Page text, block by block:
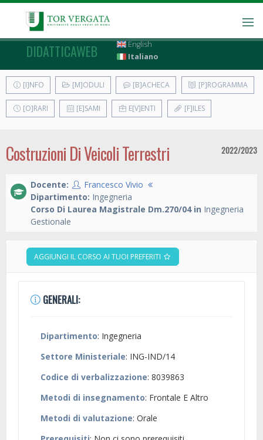
DIDATTICAWEB
English
Italiano
[I]NFO [M]ODULI [B]ACHECA [P]ROGRAMMA
[O]RARI [E]SAMI E[V]ENTI [F]ILES
Costruzioni Di Veicoli Terrestri 2022/2023
Docente:
Francesco Vivio
Dipartimento: Ingegneria
Corso Di Laurea Magistrale Dm.270/04 in Ingegneria
Gestionale
AGGIUNGI IL CORSO AI TUOI PREFERITI
GENERALI:
Dipartimento: Ingegneria
Settore Ministeriale: ING-IND/14
Codice di verbalizzazione: 8039863
Metodi di insegnamento: Frontale E Altro
Metodi di valutazione: Orale